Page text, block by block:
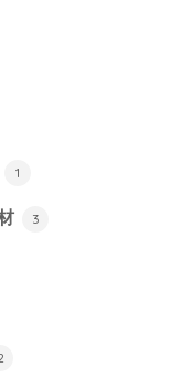
1
3